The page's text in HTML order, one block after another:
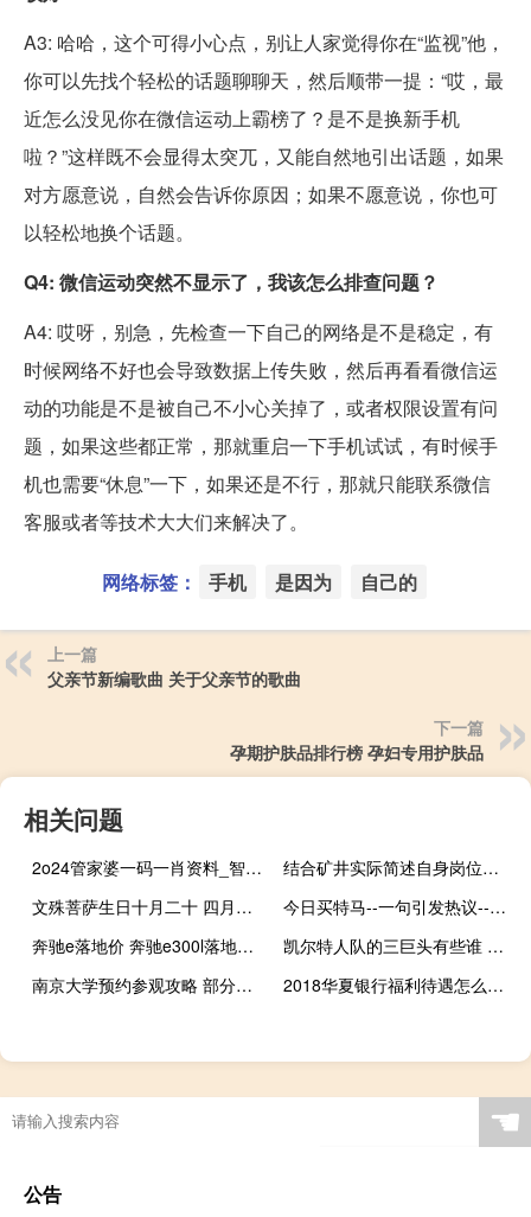
A3: 哈哈，这个可得小心点，别让人家觉得你在“监视”他，
你可以先找个轻松的话题聊聊天，然后顺带一提：“哎，最
近怎么没见你在微信运动上霸榜了？是不是换新手机
啦？”这样既不会显得太突兀，又能自然地引出话题，如果
对方愿意说，自然会告诉你原因；如果不愿意说，你也可
以轻松地换个话题。
Q4: 微信运动突然不显示了，我该怎么排查问题？
A4: 哎呀，别急，先检查一下自己的网络是不是稳定，有
时候网络不好也会导致数据上传失败，然后再看看微信运
动的功能是不是被自己不小心关掉了，或者权限设置有问
题，如果这些都正常，那就重启一下手机试试，有时候手
机也需要“休息”一下，如果还是不行，那就只能联系微信
客服或者等技术大大们来解决了。
网络标签： 手机 是因为 自己的
上一篇
父亲节新编歌曲 关于父亲节的歌曲
下一篇
孕期护肤品排行榜 孕妇专用护肤品
相关问题
2o24管家婆一码一肖资料_智能AI深度解析_爱采购版v47.08.149
结合矿井实际简述自身岗位的安全生产责任制 煤矿安全生产责任书
文殊菩萨生日十月二十 四月初四文殊菩萨生日
今日买特马--一句引发热议--主页版v204.080
奔驰e落地价 奔驰e300l落地多少钱
凯尔特人队的三巨头有些谁 凯尔特人历史十大巨星
南京大学预约参观攻略 部分高校参观预约攻略
2018华夏银行福利待遇怎么样,好不好 华夏银行总行待遇
☚
公告